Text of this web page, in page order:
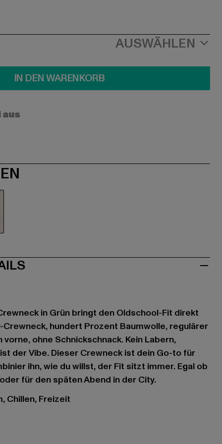
AUSWÄHLEN
IN DEN WARENKORB
in Grün bringt den Oldschool-Fit direkt
Crewneck, hundert Prozent Baumwolle, regulärer
ohne Schnickschnack. Kein Labern,
der Vibe. Dieser Crewneck ist dein Go-to für
ihn, wie du willst, der Fit sitzt immer. Egal ob
für den späten Abend in der City.
Chillen, Freizeit